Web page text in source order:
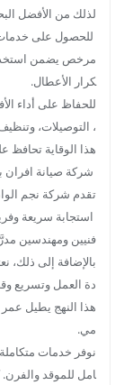
لذلك من الأفضل
للحصول على خدمات
مرخص يضمن
كرار الأعطال.
للحفاظ على أداء
، التوصيلات،
هذا الوقاية تحافظ
شركة صيانة افران
تقدم شركة نجم
استجابة سريعة
فنيين ومهندسين
بالإضافة إلى
دة العمل وتسريع
هذا النهج يطيل
مي.
نوفر خدمات
امل للموقد